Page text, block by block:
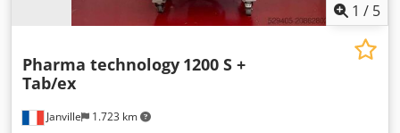
1 / 5
Janville 1.723 km
Pharma technology 1200 S +
Tab/ex